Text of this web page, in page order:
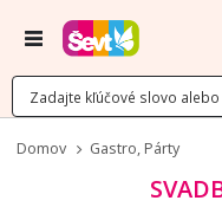
Menu
Domov Gastro, Párty